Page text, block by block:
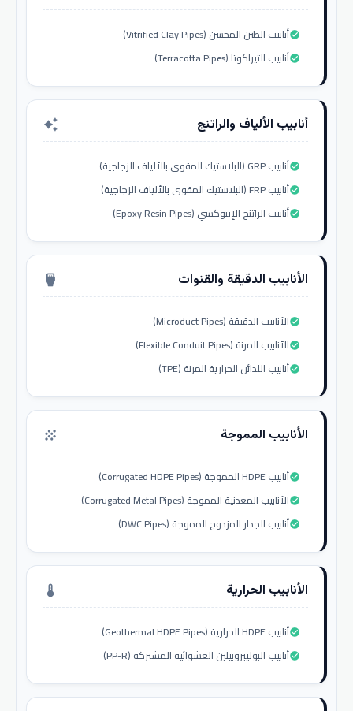
أنابيب الطين المحسن (Vitrified Clay Pipes)check_circle
أنابيب التيراكوتا (Terracotta Pipes)check_circle
أنابيب الألياف والراتنج auto_awesome
أنابيب GRP (البلاستيك المقوى بالألياف الزجاجية)check_circle
أنابيب FRP (البلاستيك المقوى بالألياف الزجاجية)check_circle
أنابيب الراتنج الإيبوكسي (Epoxy Resin Pipes)check_circle
الأنابيب الدقيقة والقنوات settings_input_hdmi
الأنابيب الدقيقة (Microduct Pipes)check_circle
الأنابيب المرنة (Flexible Conduit Pipes)check_circle
أنابيب اللدائن الحرارية المرنة (TPE)check_circle
الأنابيب المموجة grain
أنابيب HDPE المموجة (Corrugated HDPE Pipes)check_circle
الأنابيب المعدنية المموجة (Corrugated Metal Pipes)check_circle
أنابيب الجدار المزدوج المموجة (DWC Pipes)check_circle
الأنابيب الحرارية thermostat
أنابيب HDPE الحرارية (Geothermal HDPE Pipes)check_circle
أنابيب البوليبروبيلين العشوائية المشتركة (PP-R)check_circle